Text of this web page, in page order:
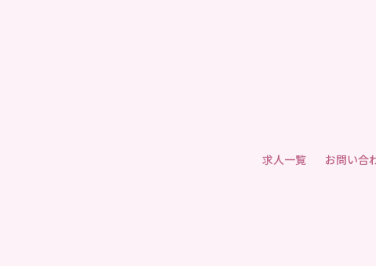
求人一覧 お問い合